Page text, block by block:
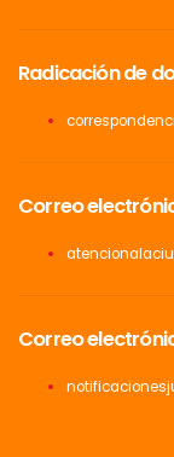
Radicación de
Correo
Correo